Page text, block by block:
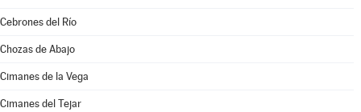
Cebrones del Río
Chozas de Abajo
Cimanes de la Vega
Cimanes del Tejar